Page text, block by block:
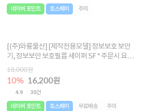
네이버 포인트 토스페이 주의
[(주)와룡물산] [제작전용모델] 정보보호 보안
기, 정보보안 보호필름 세이퍼 SF * 주문시 요청
글에 사이즈 메모 必 * [사이즈 : 250X100 ~
345X150]
18,000원
10% 16,200원
4.9 30건
네이버 포인트 토스페이 무료배송 주의